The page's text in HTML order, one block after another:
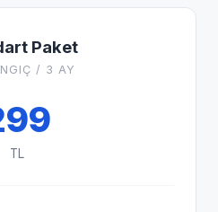
Paket
/ 3 AY
TL